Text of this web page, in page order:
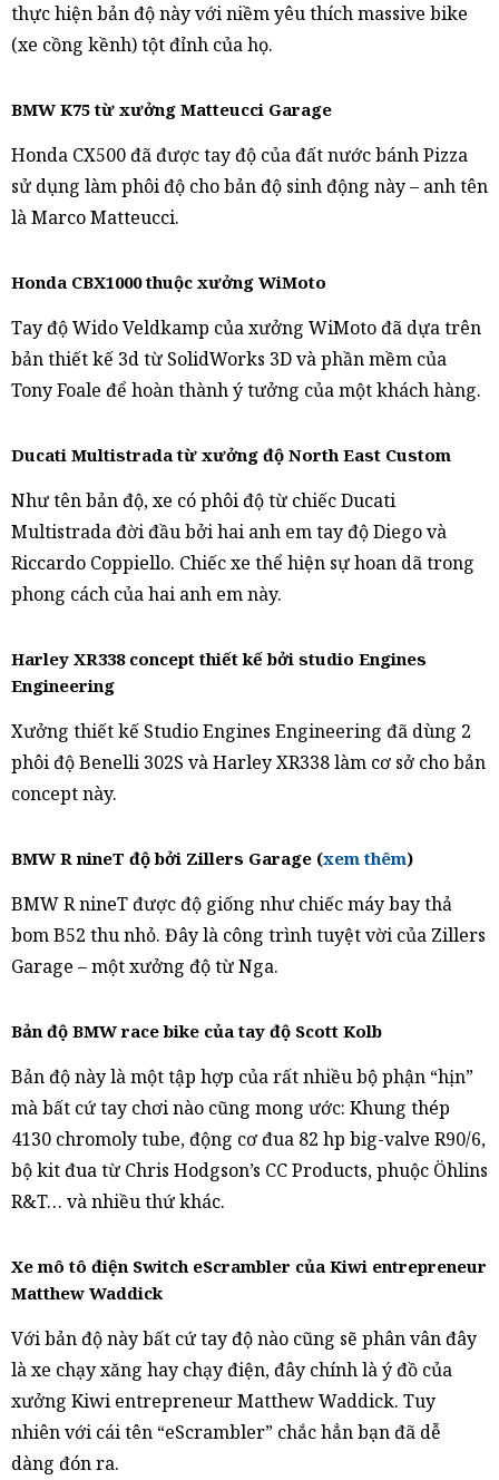
thực hiện bản độ này với niềm yêu thích massive bike
(xe cồng kềnh) tột đỉnh của họ.
BMW K75 từ xưởng Matteucci Garage
Honda CX500 đã được tay độ của đất nước bánh Pizza
sử dụng làm phôi độ cho bản độ sinh động này – anh tên
là Marco Matteucci.
Honda CBX1000 thuộc xưởng WiMoto
Tay độ Wido Veldkamp của xưởng WiMoto đã dựa trên
bản thiết kế 3d từ SolidWorks 3D và phần mềm của
Tony Foale để hoàn thành ý tưởng của một khách hàng.
Ducati Multistrada từ xưởng độ North East Custom
Như tên bản độ, xe có phôi độ từ chiếc Ducati
Multistrada đời đầu bởi hai anh em tay độ Diego và
Riccardo Coppiello. Chiếc xe thể hiện sự hoan dã trong
phong cách của hai anh em này.
Harley XR338 concept thiết kế bởi studio Engines
Engineering
Xưởng thiết kế Studio Engines Engineering đã dùng 2
phôi độ Benelli 302S và Harley XR338 làm cơ sở cho bản
concept này.
BMW R nineT độ bởi Zillers Garage (xem thêm)
BMW R nineT được độ giống như chiếc máy bay thả
bom B52 thu nhỏ. Đây là công trình tuyệt vời của Zillers
Garage – một xưởng độ từ Nga.
Bản độ BMW race bike của tay độ Scott Kolb
Bản độ này là một tập hợp của rất nhiều bộ phận “hịn”
mà bất cứ tay chơi nào cũng mong ước: Khung thép
4130 chromoly tube, động cơ đua 82 hp big-valve R90/6,
bộ kit đua từ Chris Hodgson’s CC Products, phuộc Öhlins
R&T… và nhiều thứ khác.
Xe mô tô điện Switch eScrambler của Kiwi entrepreneur
Matthew Waddick
Với bản độ này bất cứ tay độ nào cũng sẽ phân vân đây
là xe chạy xăng hay chạy điện, đây chính là ý đồ của
xưởng Kiwi entrepreneur Matthew Waddick. Tuy
nhiên với cái tên “eScrambler” chắc hẳn bạn đã dễ
dàng đón ra.